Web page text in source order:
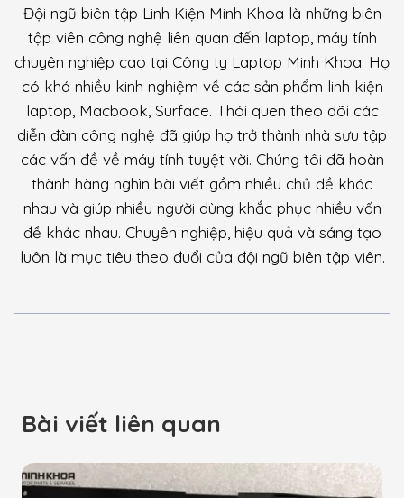
Đội ngũ biên tập Linh Kiện Minh Khoa là những biên
tập viên công nghệ liên quan đến laptop, máy tính
chuyên nghiệp cao tại Công ty Laptop Minh Khoa. Họ
có khá nhiều kinh nghiệm về các sản phẩm linh kiện
laptop, Macbook, Surface. Thói quen theo dõi các
diễn đàn công nghệ đã giúp họ trở thành nhà sưu tập
các vấn đề về máy tính tuyệt vời. Chúng tôi đã hoàn
thành hàng nghìn bài viết gồm nhiều chủ đề khác
nhau và giúp nhiều người dùng khắc phục nhiều vấn
đề khác nhau. Chuyên nghiệp, hiệu quả và sáng tạo
luôn là mục tiêu theo đuổi của đội ngũ biên tập viên.
Bài viết liên quan